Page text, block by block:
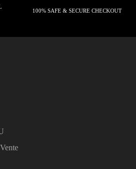
100% SAFE & SECURE CHECKOUT